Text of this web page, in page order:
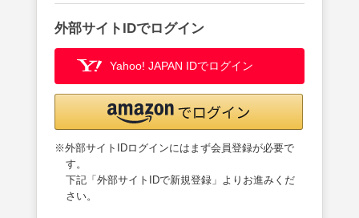
外部サイトIDでログイン
Yahoo! JAPAN IDでログイン
※外部サイトIDログインにはまず会員登録が必要で
す。
下記「外部サイトIDで新規登録」よりお進みくだ
さい。